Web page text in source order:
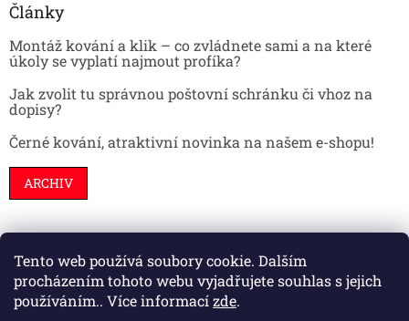
Tento web používá soubory cookie. Dalším
procházením tohoto webu vyjadřujete souhlas s jejich
používáním.. Více informacízde.
Články
Montáž kování a klik – co zvládnete sami a na které
úkoly se vyplatí najmout profíka?
Jak zvolit tu správnou poštovní schránku či vhoz na
dopisy?
Černé kování, atraktivní novinka na našem e-shopu!
ARCHIV
Stavební pouzdra Interiéry Dveře